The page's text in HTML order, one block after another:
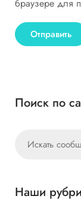
браузере для
Поиск по
Наши